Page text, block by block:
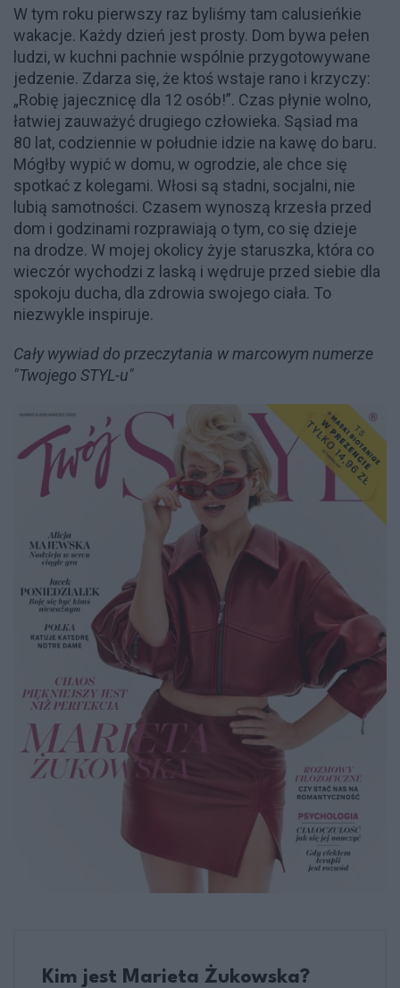
W tym roku pierwszy raz byliśmy tam calusieńkie
wakacje. Każdy dzień jest prosty. Dom bywa pełen
ludzi, w kuchni pachnie wspólnie przygotowywane
jedzenie. Zdarza się, że ktoś wstaje rano i krzyczy:
„Robię jajecznicę dla 12 osób!”. Czas płynie wolno,
łatwiej zauważyć drugiego człowieka. Sąsiad ma
80 lat, codziennie w południe idzie na kawę do baru.
Mógłby wypić w domu, w ogrodzie, ale chce się
spotkać z kolegami. Włosi są stadni, socjalni, nie
lubią samotności. Czasem wynoszą krzesła przed
dom i godzinami rozprawiają o tym, co się dzieje
na drodze. W mojej okolicy żyje staruszka, która co
wieczór wychodzi z laską i wędruje przed siebie dla
spokoju ducha, dla zdrowia swojego ciała. To
niezwykle inspiruje.
Cały wywiad do przeczytania w marcowym numerze
"Twojego STYL-u"
Kim jest Marieta Żukowska?